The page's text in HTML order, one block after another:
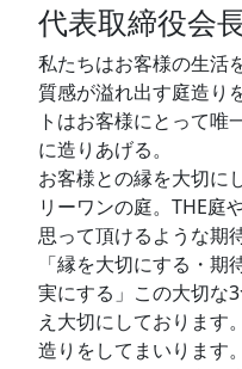
代表取締役会
私たちはお客様の生活
質感が溢れ出す庭造り
トはお客様にとって
に造りあげる。
お客様との縁を大切に
リーワンの庭。THE庭
思って頂けるような期
「縁を大切にする・
実にする」この大切な
え大切にしております
造りをしてまいります。